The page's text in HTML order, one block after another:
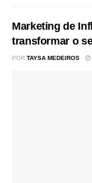
Marketing de
transformar o
POR TAYSA MEDEIROS